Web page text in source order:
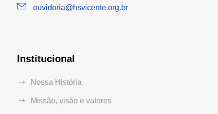
ouvidoria@hsvicente.org.br
Institucional
Nossa História
Missão, visão e valores